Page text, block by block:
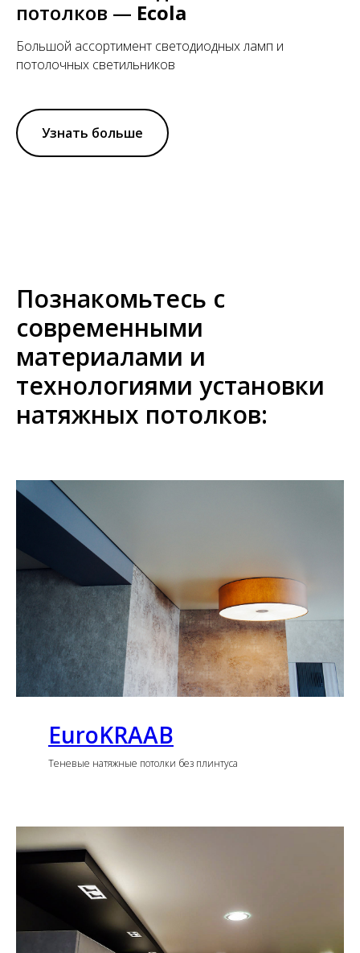
потолков — Ecola
Большой ассортимент светодиодных ламп и
потолочных светильников
Узнать больше
Познакомьтесь с
современными
материалами и
технологиями установки
натяжных потолков:
EuroKRAAB
Теневые натяжные потолки без плинтуса